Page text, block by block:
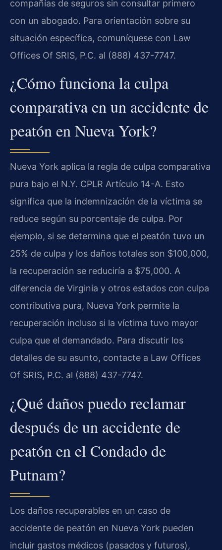
compañías de seguros sin consultar primero
con un abogado. Para orientación sobre su
situación específica, comuníquese con Law
Offices Of SRIS, P.C. al (888) 437-7747.
¿Cómo funciona la culpa
comparativa en un accidente de
peatón en Nueva York?
Nueva York aplica la regla de culpa comparativa
pura bajo el N.Y. CPLR Artículo 14-A. Esto
significa que la indemnización de la víctima se
reduce según su porcentaje de culpa. Por
ejemplo, si se determina que el peatón tuvo un
25% de culpa y los daños totales son $100,000,
la recuperación se reduciría a $75,000. A
diferencia de Virginia y otros estados con culpa
contributiva pura, Nueva York permite la
recuperación incluso si la víctima tuvo mayor
culpa que el demandado. Para discutir los
detalles de su asunto, contacte a Law Offices
Of SRIS, P.C. al (888) 437-7747.
¿Qué daños puedo reclamar
después de un accidente de
peatón en el Condado de
Putnam?
Los daños recuperables en un caso de
accidente de peatón en Nueva York pueden
incluir gastos médicos (pasados y futuros),